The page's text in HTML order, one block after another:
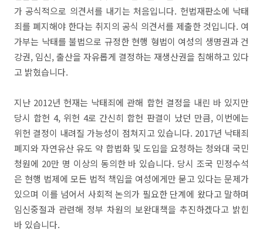
가 공식적으로 의견서를 내기는 처음입니다. 헌법재판소에 낙태
죄를 폐지해야 한다는 취지의 공식 의견서를 제출한 것입니다. 여
가부는 낙태를 불법으로 규정한 현행 형법이 여성의 생명권과 건
강권, 임신, 출산을 자유롭게 결정하는 재생산권을 침해하고 있다
고 밝혔습니다.
지난 2012년 헌재는 낙태죄에 관해 합헌 결정을 내린 바 있지만
당시 합헌 4, 위헌 4로 간신히 합헌 판결이 났던 만큼, 이번에는
위헌 결정이 내려질 가능성이 점쳐지고 있습니다. 2017년 낙태죄
폐지와 자연유산 유도 약 합법화 및 도입을 요청하는 청와대 국민
청원에 20만 명 이상의 동의한 바 있습니다. 당시 조국 민정수석
은 현행 법제에 모든 법적 책임을 여성에게만 묻고 있다는 문제가
있으며 이를 넘어서 사회적 논의가 필요한 단계에 왔다고 말하며
임신중절과 관련해 정부 차원의 보완대책을 추진하겠다고 밝힌
바 있습니다.